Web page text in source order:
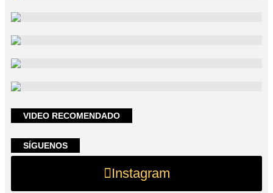
VIDEO RECOMENDADO
SÍGUENOS
Instagram